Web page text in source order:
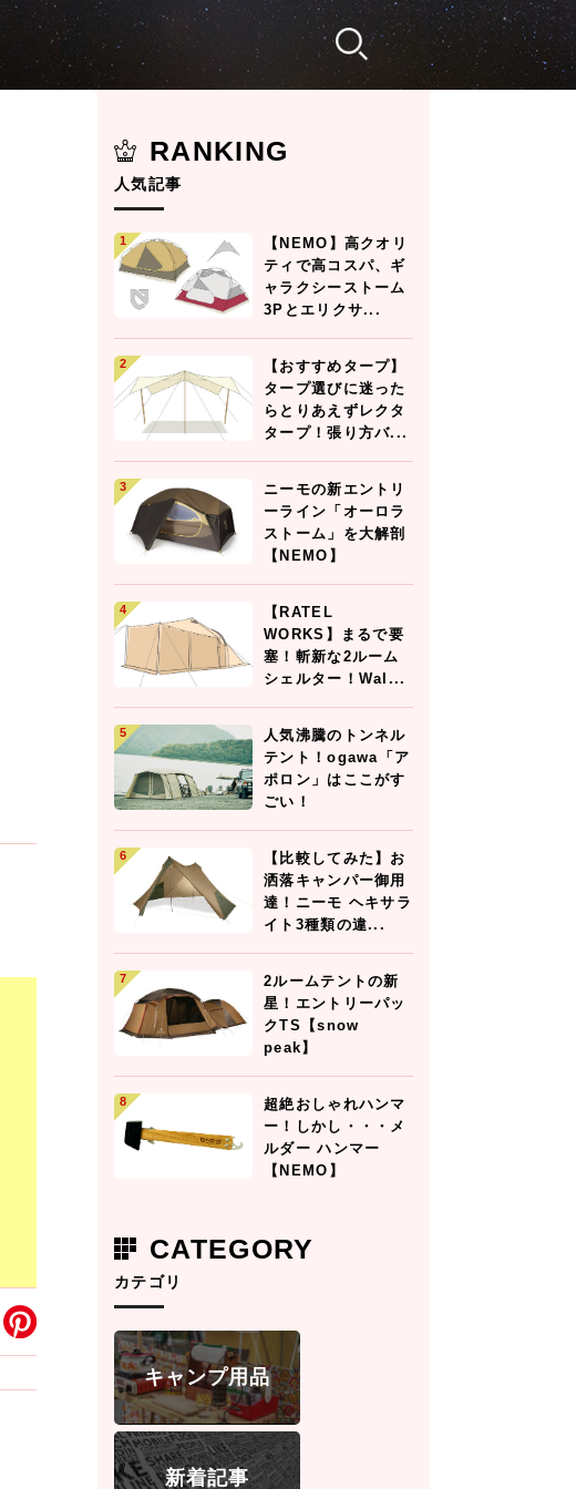
RANKING
人気記事
【NEMO】高クオリ
ティで高コスパ、ギ
ャラクシーストーム
3Pとエリクサ...
【おすすめタープ】
タープ選びに迷った
らとりあえずレクタ
タープ！張り方バ...
ニーモの新エントリ
ーライン「オーロラ
ストーム」を大解剖
【NEMO】
【RATEL
WORKS】まるで要
塞！斬新な2ルーム
シェルター！Wal...
人気沸騰のトンネル
テント！ogawa「ア
ポロン」はここがす
ごい！
【比較してみた】お
洒落キャンパー御用
達！ニーモ ヘキサラ
イト3種類の違...
2ルームテントの新
星！エントリーパッ
クTS【snow
peak】
超絶おしゃれハンマ
ー！しかし・・・メ
ルダー ハンマー
【NEMO】
CATEGORY
カテゴリ
キャンプ用品
新着記事